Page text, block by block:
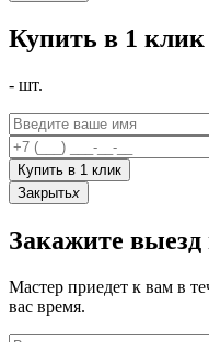
Купить в 1 клик
- шт.
Купить в 1 клик
Закрытьx
Закажите выезд
Мастер приедет к вам в
вас время.